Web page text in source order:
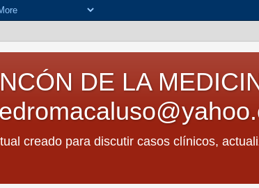
DE LA
creado para discutir casos clínicos,